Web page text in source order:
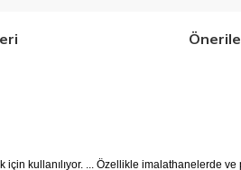
kullanılıyor. ... Özellikle imalathanelerde